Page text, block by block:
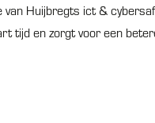
Huijbregts ict &
tijd en zorgt voor een